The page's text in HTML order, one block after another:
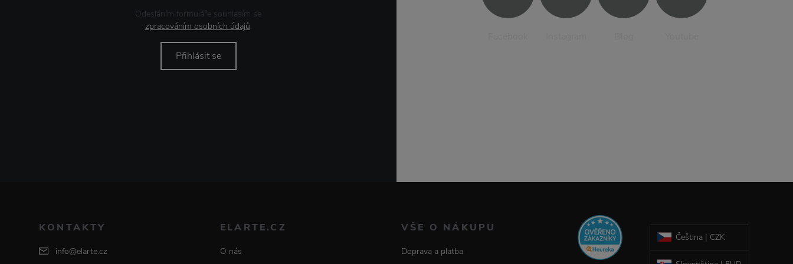
Odesláním formuláře souhlasím se
zpracováním osobních údajů.
Přihlásit se
KONTAKTY
info@elarte.cz
ELARTE.CZ
O nás
VŠE O NÁKUPU
Doprava a platba
Čeština | CZK